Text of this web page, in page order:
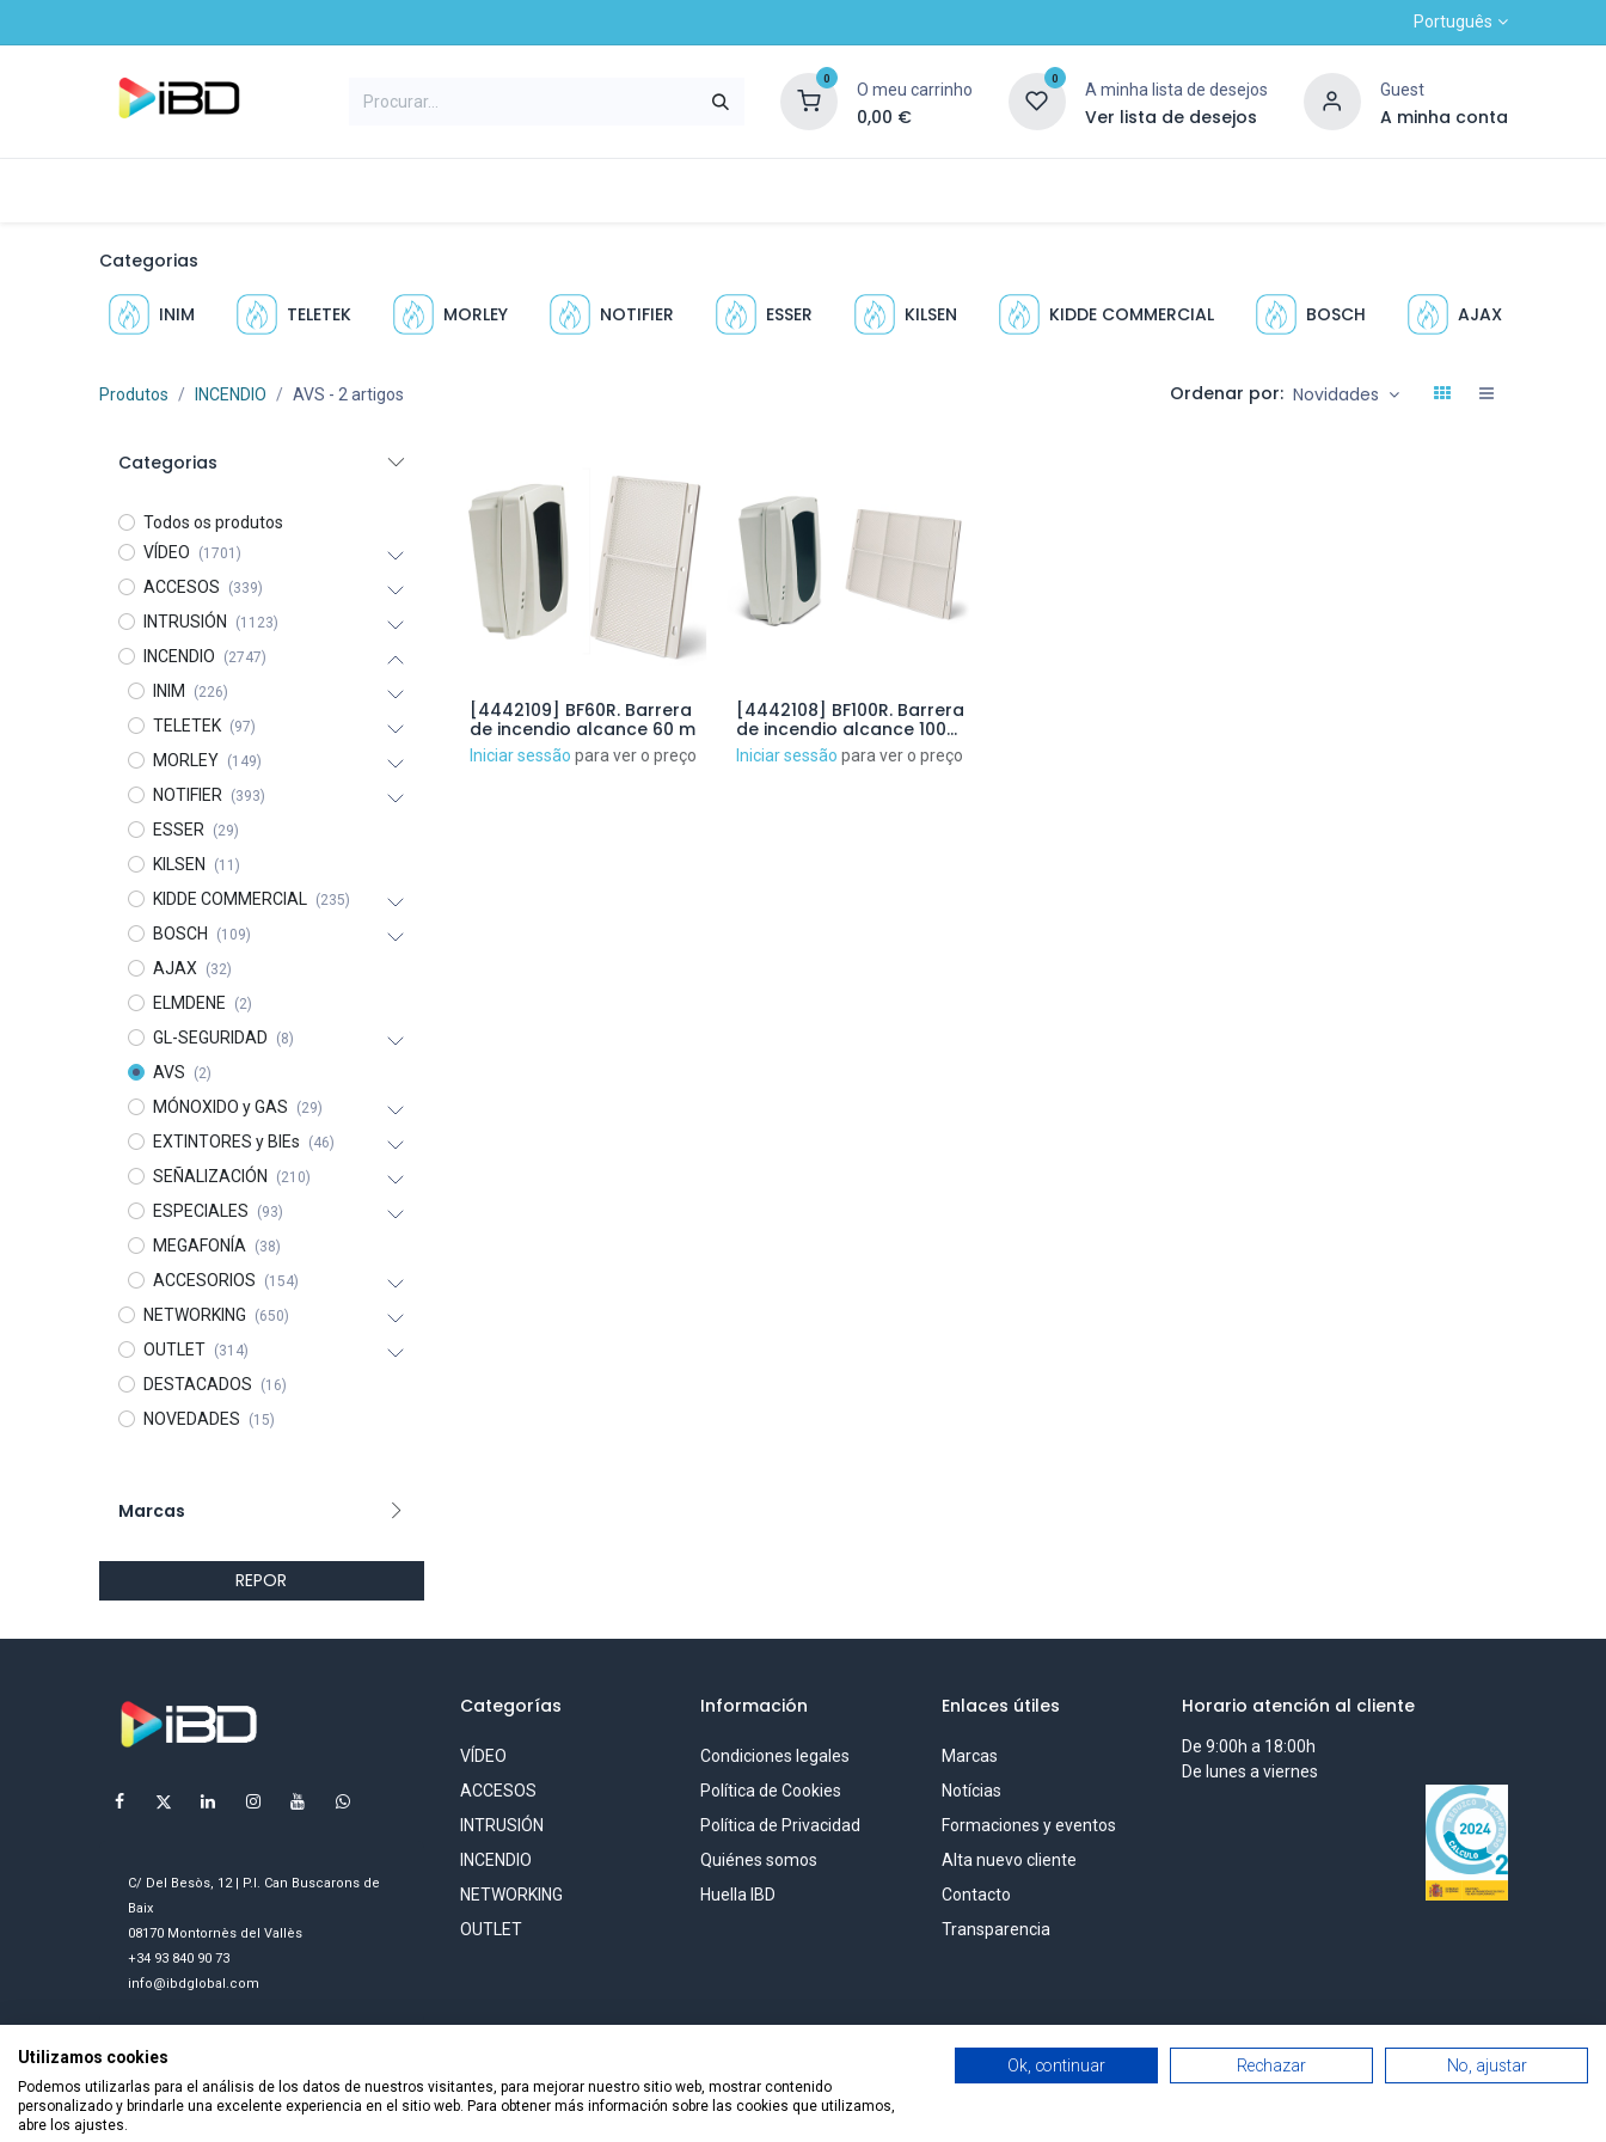
Português
0
O meu carrinho
0,00 €
0
A minha lista de desejos
Ver lista de desejos
Guest
A minha conta
Categorias
INIM TELETEK MORLEY NOTIFIER ESSER KILSEN KIDDE COMMERCIAL BOSCH AJAX
Produtos INCENDIO AVS - 2 artigos Ordenar por: Novidades
Categorias
Todos os produtos
VÍDEO
(1701)
ACCESOS (339)
INTRUSIÓN (1123)
INCENDIO (2747)
INIM (226)
TELETEK (97)
MORLEY (149)
NOTIFIER (393)
ESSER (29)
KILSEN (11)
KIDDE COMMERCIAL (235)
BOSCH (109)
AJAX (32)
ELMDENE (2)
GL-SEGURIDAD (8)
AVS (2)
MÓNOXIDO y GAS (29)
EXTINTORES y BIEs (46)
SEÑALIZACIÓN (210)
ESPECIALES (93)
MEGAFONÍA (38)
ACCESORIOS (154)
NETWORKING (650)
OUTLET (314)
DESTACADOS (16)
NOVEDADES (15)
Marcas
REPOR
[4442109] BF60R. Barrera
de incendio alcance 60 m
Iniciar sessão para ver o preço
[4442108] BF100R. Barrera
de incendio alcance 100
metros
Iniciar sessão para ver o preço
C/ Del Besòs, 12 | P.I. Can Buscarons de
Baix
08170 Montornès del Vallès
+34 93 840 90 73
info@ibdglobal.com
Categorías
VÍDEO
ACCESOS
INTRUSIÓN
INCENDIO
NETWORKING
OUTLET
Información
Condiciones legales
Política de Cookies
Política de Privacidad
Quiénes somos
Huella IBD
Enlaces útiles
Marcas
Notícias
Formaciones y eventos
Alta nuevo cliente
Contacto
Transparencia
Horario atención al cliente
De 9:00h a 18:00h
De lunes a viernes
Todos los derechos reservados © 2026 Smart Tech Ibd Global Solutions, S.L.
Utilizamos cookies
Podemos utilizarlas para el análisis de los datos de nuestros visitantes, para mejorar nuestro sitio web, mostrar contenido
personalizado y brindarle una excelente experiencia en el sitio web. Para obtener más información sobre las cookies que utilizamos,
abre los ajustes.
Ok, continuar Rechazar No, ajustar